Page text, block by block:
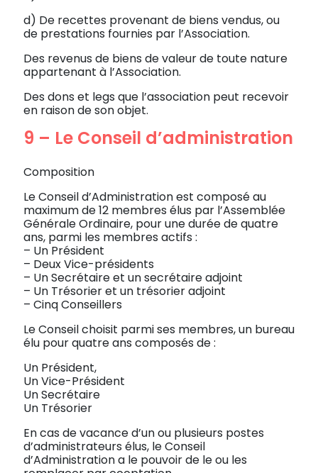
d) De recettes provenant de biens vendus, ou
de prestations fournies par l’Association.
Des revenus de biens de valeur de toute nature
appartenant à l’Association.
Des dons et legs que l’association peut recevoir
en raison de son objet.
9 – Le Conseil d’administration
Composition
Le Conseil d’Administration est composé au
maximum de 12 membres élus par l’Assemblée
Générale Ordinaire, pour une durée de quatre
ans, parmi les membres actifs :
– Un Président
– Deux Vice-présidents
– Un Secrétaire et un secrétaire adjoint
– Un Trésorier et un trésorier adjoint
– Cinq Conseillers
Le Conseil choisit parmi ses membres, un bureau
élu pour quatre ans composés de :
Un Président,
Un Vice-Président
Un Secrétaire
Un Trésorier
En cas de vacance d’un ou plusieurs postes
d’administrateurs élus, le Conseil
d’Administration a le pouvoir de le ou les